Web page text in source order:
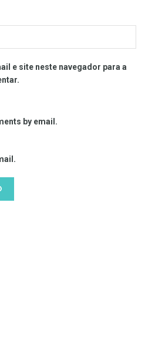
e site neste navegador para a
by email.